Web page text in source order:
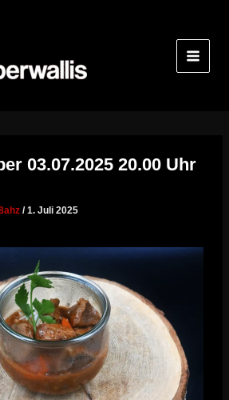
03.07.2025 20.00 Uhr
/1. Juli 2025